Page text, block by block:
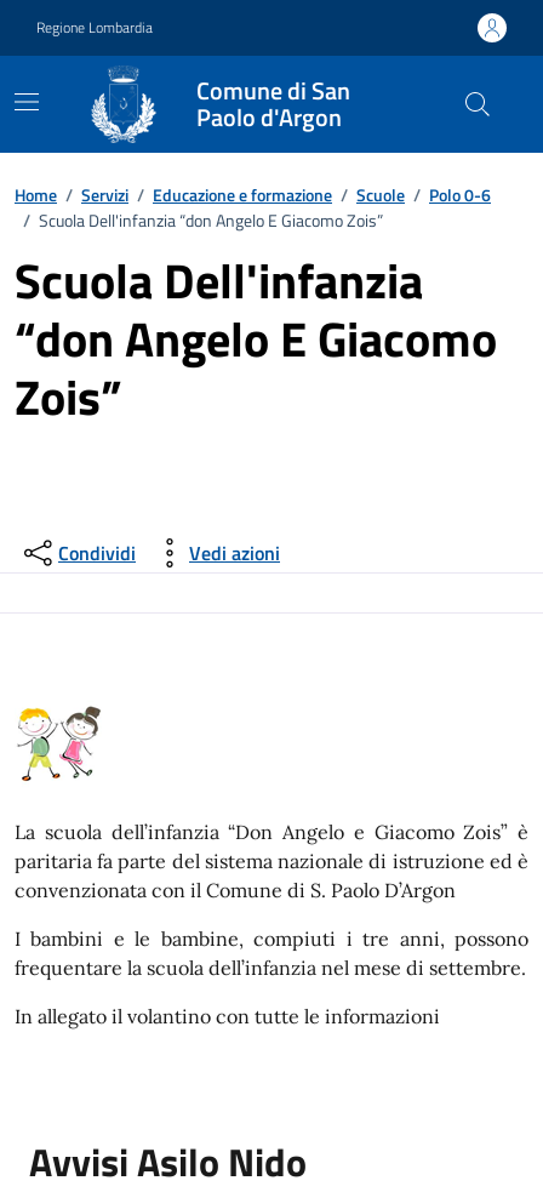
Regione Lombardia
Comune di San
Paolo d'Argon
Home / Servizi / Educazione e formazione / Scuole / Polo 0-6
/ Scuola Dell'infanzia “don Angelo E Giacomo Zois”
Scuola Dell'infanzia
“don Angelo E Giacomo
Zois”
Condividi Vedi azioni
La scuola dell’infanzia “Don Angelo e Giacomo Zois” è
paritaria fa parte del sistema nazionale di istruzione ed è
convenzionata con il Comune di S. Paolo D’Argon
I bambini e le bambine, compiuti i tre anni, possono
frequentare la scuola dell’infanzia nel mese di settembre.
In allegato il volantino con tutte le informazioni
Avvisi Asilo Nido